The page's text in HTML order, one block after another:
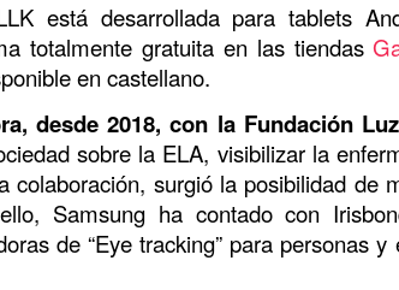
está desarrollada para tablets
totalmente gratuita en las tiendas
en castellano.
desde 2018, con la Fundación
sobre la ELA, visibilizar la
colaboración, surgió la posibilidad
Samsung ha contado con
de “Eye tracking” para personas